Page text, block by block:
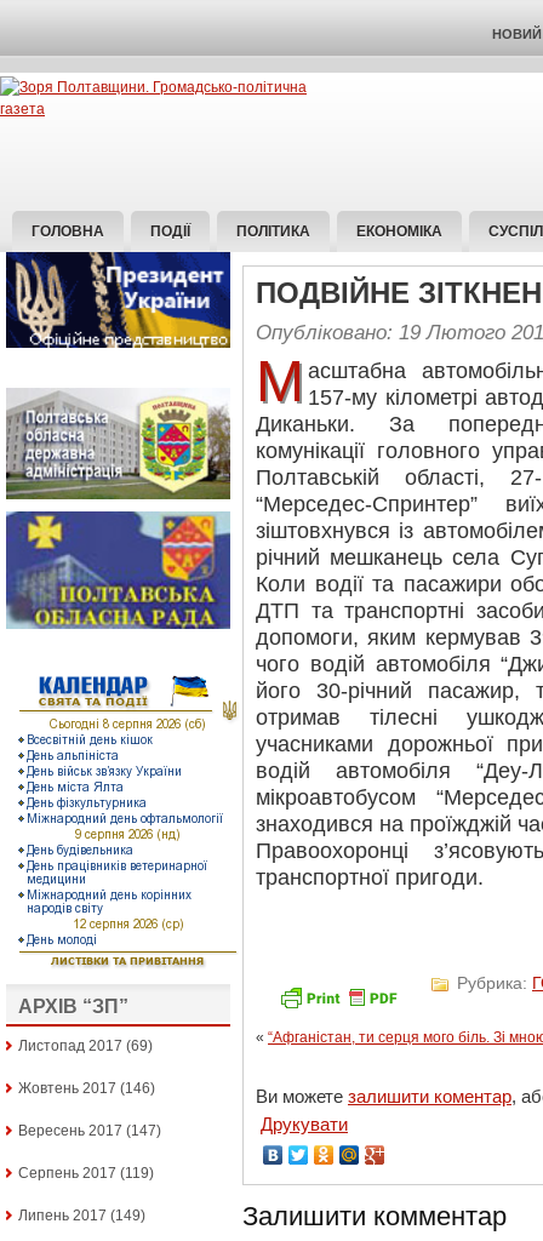
НОВИЙ
ГОЛОВНА ПОДІЇ ПОЛІТИКА ЕКОНОМІКА
АРХІВ “ЗП”
Листопад 2017 (69)
Жовтень 2017 (146)
Вересень 2017 (147)
Серпень 2017 (119)
Липень 2017 (149)
ПОДВІЙНЕ
Опубліковано: 19 Лютого
М асштабна
157-му кілометрі
Диканьки. За
комунікації головного
Полтавській області,
“Мерседес-Спринтер”
зіштовхнувся із
річний мешканець села
Коли водії та пасажири
ДТП та транспортні
допомоги, яким кермував
чого водій автомобіля
його 30-річний пасажир,
отримав тілесні
учасниками дорожньої
водій автомобіля “Деу-
мікроавтобусом
знаходився на проїжджій
Правоохоронці
транспортної пригоди.
Рубрика:
« “Афганістан, ти серця мого біль. Зі
Ви можете залишити коментар,
Друкувати
Залишити комментар